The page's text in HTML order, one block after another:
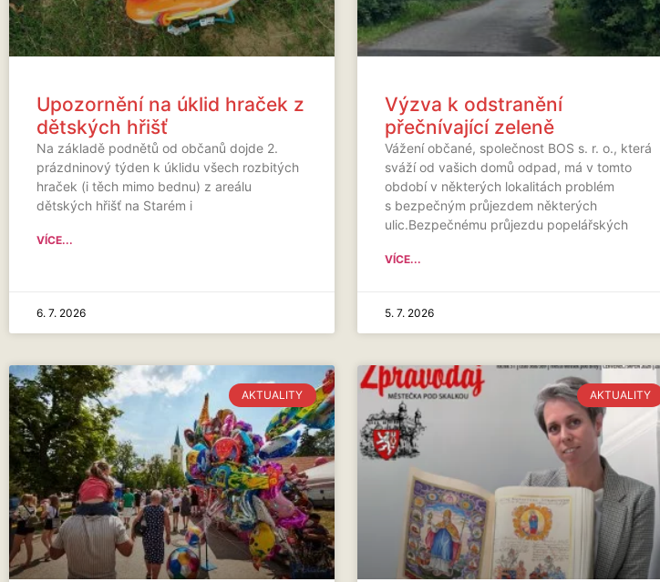
Upozornění na úklid hraček z
dětských hřišť
Na základě podnětů od občanů dojde 2.
prázdninový týden k úklidu všech rozbitých
hraček (i těch mimo bednu) z areálu
dětských hřišť na Starém i
VÍCE...
6. 7. 2026
Výzva k odstranění
přečnívající zeleně
Vážení občané, společnost BOS s. r. o., která
sváží od vašich domů odpad, má v tomto
období v některých lokalitách problém
s bezpečným průjezdem některých
ulic.Bezpečnému průjezdu popelářských
VÍCE...
5. 7. 2026
AKTUALITY AKTUALITY